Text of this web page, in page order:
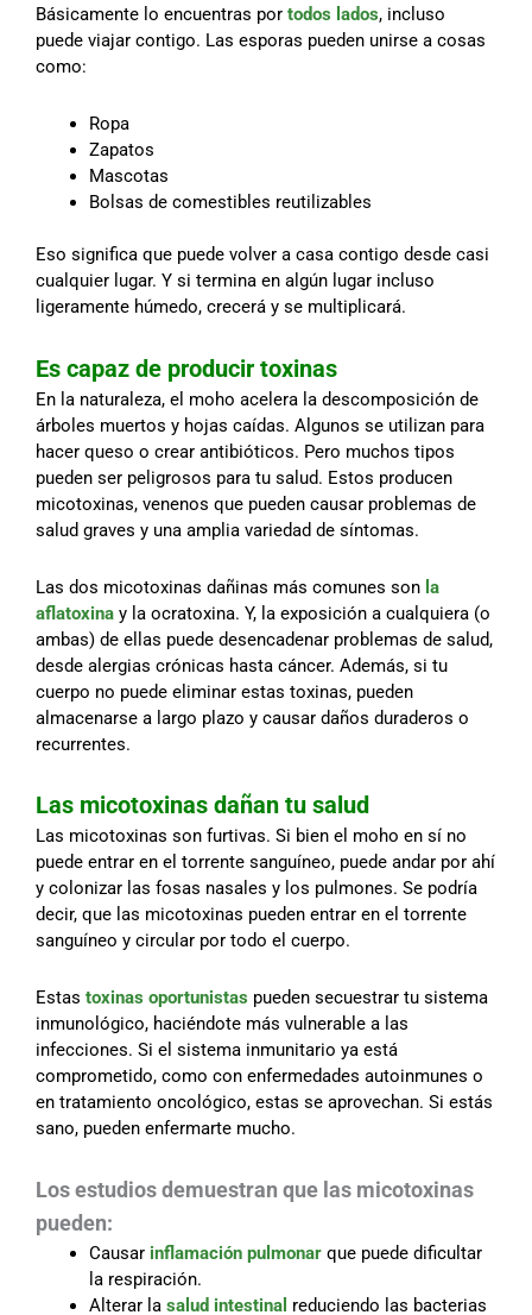
Básicamente lo encuentras por todos lados, incluso
puede viajar contigo. Las esporas pueden unirse a cosas
como:
Ropa
Zapatos
Mascotas
Bolsas de comestibles reutilizables
Eso significa que puede volver a casa contigo desde casi
cualquier lugar. Y si termina en algún lugar incluso
ligeramente húmedo, crecerá y se multiplicará.
Es capaz de producir toxinas
En la naturaleza, el moho acelera la descomposición de
árboles muertos y hojas caídas. Algunos se utilizan para
hacer queso o crear antibióticos. Pero muchos tipos
pueden ser peligrosos para tu salud. Estos producen
micotoxinas, venenos que pueden causar problemas de
salud graves y una amplia variedad de síntomas.
Las dos micotoxinas dañinas más comunes son la
aflatoxina y la ocratoxina. Y, la exposición a cualquiera (o
ambas) de ellas puede desencadenar problemas de salud,
desde alergias crónicas hasta cáncer. Además, si tu
cuerpo no puede eliminar estas toxinas, pueden
almacenarse a largo plazo y causar daños duraderos o
recurrentes.
Las micotoxinas dañan tu salud
Las micotoxinas son furtivas. Si bien el moho en sí no
puede entrar en el torrente sanguíneo, puede andar por ahí
y colonizar las fosas nasales y los pulmones. Se podría
decir, que las micotoxinas pueden entrar en el torrente
sanguíneo y circular por todo el cuerpo.
Estas toxinas oportunistas pueden secuestrar tu sistema
inmunológico, haciéndote más vulnerable a las
infecciones. Si el sistema inmunitario ya está
comprometido, como con enfermedades autoinmunes o
en tratamiento oncológico, estas se aprovechan. Si estás
sano, pueden enfermarte mucho.
Los estudios demuestran que las micotoxinas
pueden:
Causar inflamación pulmonar que puede dificultar
la respiración.
Alterar la salud intestinal reduciendo las bacterias